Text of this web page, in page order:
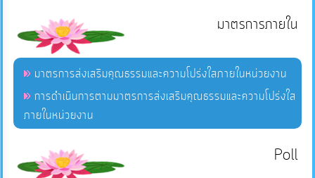
มาตรการภายใน
มาตรการส่งเสริมคุณธรรมและความโปร่งใสภายในหน่วยงาน
การดำเนินการตามมาตรการส่งเสริมคุณธรรมและความโปร่งใส
ภายในหน่วยงาน
Poll